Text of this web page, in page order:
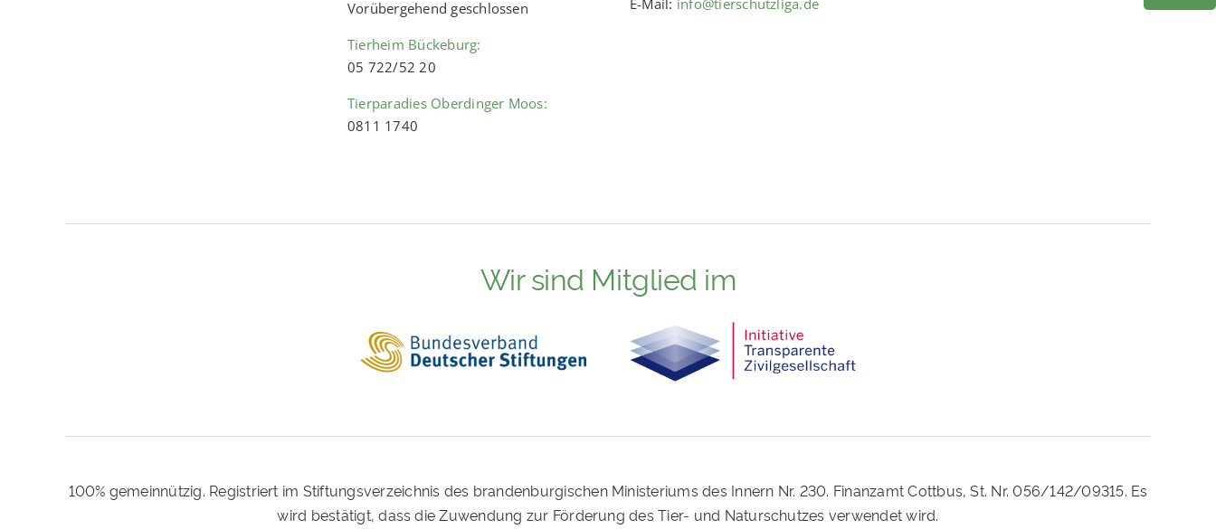
Vorübergehend geschlossen
Tierheim Bückeburg:
05 722/52 20
Tierparadies Oberdinger Moos:
0811 1740
E-Mail: info@tierschutzliga.de
Wir sind Mitglied im
100% gemeinnützig. Registriert im Stiftungsverzeichnis des brandenburgischen Ministeriums des Innern Nr. 230. Finanzamt Cottbus, St. Nr. 056/142/09315. Es
wird bestätigt, dass die Zuwendung zur Förderung des Tier- und Naturschutzes verwendet wird.